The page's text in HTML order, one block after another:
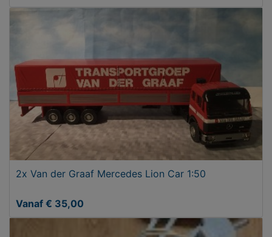
2x Van der Graaf Mercedes Lion Car 1:50
Vanaf € 35,00